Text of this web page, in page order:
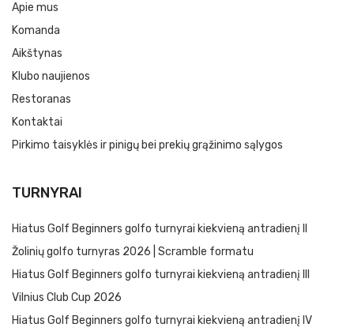
Apie mus
Komanda
Aikštynas
Klubo naujienos
Restoranas
Kontaktai
Pirkimo taisyklės ir pinigų bei prekių grąžinimo sąlygos
TURNYRAI
Hiatus Golf Beginners golfo turnyrai kiekvieną antradienį II
Žolinių golfo turnyras 2026 | Scramble formatu
Hiatus Golf Beginners golfo turnyrai kiekvieną antradienį III
Vilnius Club Cup 2026
Hiatus Golf Beginners golfo turnyrai kiekvieną antradienį IV